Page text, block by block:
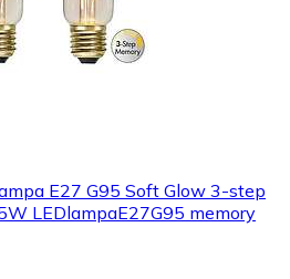
E27 G95 Soft Glow 3-step
LEDlampaE27G95 memory